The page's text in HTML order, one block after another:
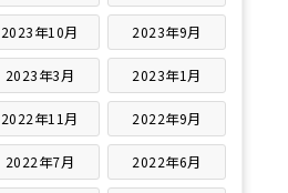
2023年10月 2023年9月
2023年3月 2023年1月
2022年11月 2022年9月
2022年7月 2022年6月